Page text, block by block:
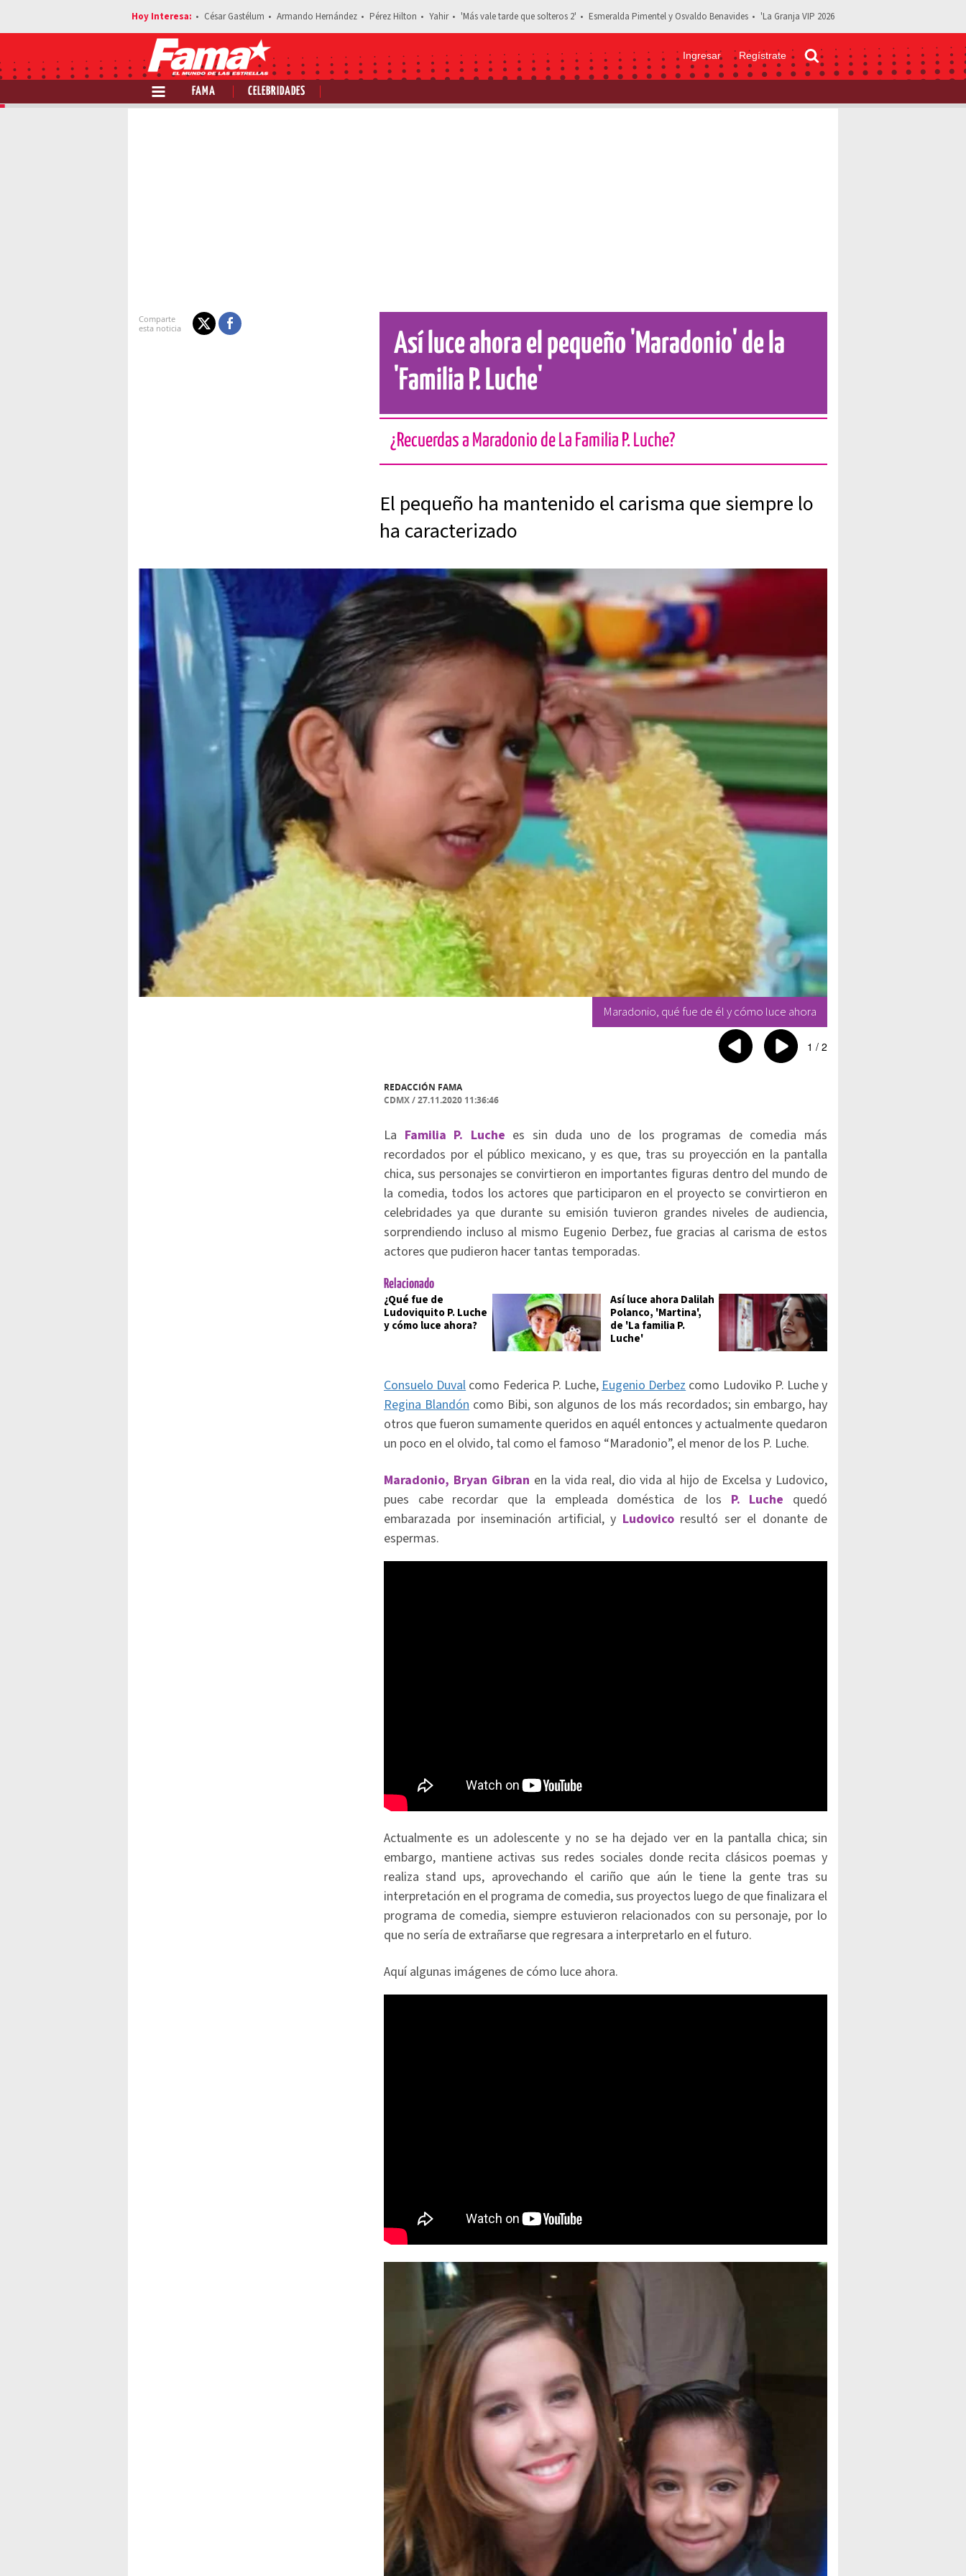
César Gastélum Armando Hernández Pérez Hilton Yahir 'Más vale tarde que solteros 2' Esmeralda Pimentel y Osvaldo Benavides 'La Granja VIP 2026
Ingresar Regístrate
FAMA CELEBRIDADES
Estás leyendo: Así luce ahora el pequeño 'Maradonio' de la 'Familia P. Luche'
Así luce ahora el pequeño 'Maradonio' de la
'Familia P. Luche'
¿Recuerdas a Maradonio de La Familia P. Luche?
El pequeño ha mantenido el carisma que siempre lo
ha caracterizado
Maradonio, qué fue de él y cómo luce ahora
1 / 2
REDACCIÓN FAMA
CDMX/27.11.2020 11:36:46
La Familia P. Luche es sin duda uno de los programas de comedia más
recordados por el público mexicano, y es que, tras su proyección en la pantalla
chica, sus personajes se convirtieron en importantes figuras dentro del mundo de
la comedia, todos los actores que participaron en el proyecto se convirtieron en
celebridades ya que durante su emisión tuvieron grandes niveles de audiencia,
sorprendiendo incluso al mismo Eugenio Derbez, fue gracias al carisma de estos
actores que pudieron hacer tantas temporadas.
Relacionado
¿Qué fue de
Ludoviquito P. Luche
y cómo luce ahora?
Así luce ahora Dalilah
Polanco, 'Martina',
de 'La familia P.
Luche'
Consuelo Duvalcomo Federica P. Luche,Eugenio Derbezcomo Ludoviko P. Luche y
Regina Blandón como Bibi, son algunos de los más recordados; sin embargo, hay
otros que fueron sumamente queridos en aquél entonces y actualmente quedaron
un poco en el olvido, tal como el famoso “Maradonio”, el menor de los P. Luche.
Maradonio, Bryan Gibran en la vida real, dio vida al hijo de Excelsa y Ludovico,
pues cabe recordar que la empleada doméstica de los P. Luche quedó
embarazada por inseminación artificial, y Ludovico resultó ser el donante de
espermas.
Actualmente es un adolescente y no se ha dejado ver en la pantalla chica; sin
embargo, mantiene activas sus redes sociales donde recita clásicos poemas y
realiza stand ups, aprovechando el cariño que aún le tiene la gente tras su
interpretación en el programa de comedia, sus proyectos luego de que finalizara el
programa de comedia, siempre estuvieron relacionados con su personaje, por lo
que no sería de extrañarse que regresara a interpretarlo en el futuro.
Aquí algunas imágenes de cómo luce ahora.